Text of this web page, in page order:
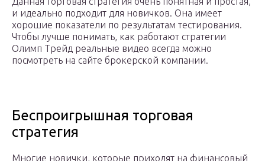
и идеально подходит для новичков. Она имеет
хорошие показатели по результатам тестирования.
Чтобы лучше понимать, как работают стратегии
Олимп Трейд реальные видео всегда можно
посмотреть на сайте брокерской компании.
Беспроигрышная торговая
стратегия
Многие новички, которые приходят на финансовый